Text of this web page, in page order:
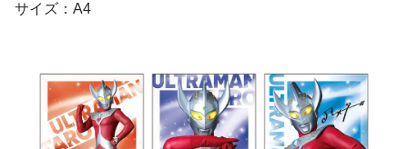
サイズ：A4